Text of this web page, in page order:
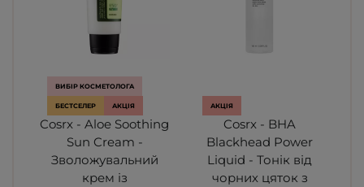
ВИБІР КОСМЕТОЛОГА
БЕСТСЕЛЕР АКЦІЯ
Cosrx - Aloe Soothing
Sun Cream -
Зволожувальний
крем із
АКЦІЯ
Cosrx - BHA
Blackhead Power
Liquid - Тонік від
чорних цяток з